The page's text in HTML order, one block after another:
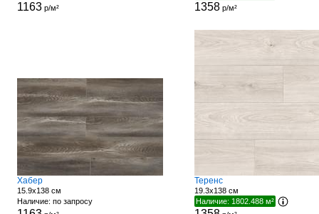
1163р/м² 1358р/м²
Хабер
15.9x138 см
Наличие: по запросу
Теренс
19.3x138 см
Наличие: 1802.488 м²